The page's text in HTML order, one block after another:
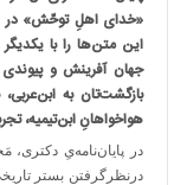
«خدای اهلِ توحّش» در
این متن‌ها را با
جهان آفرینش و
بازگشت‌تان به
هواخواهانِ ابن‌تیمیه،
در پایان‌نامه‌یِ دکتری،
درنظرگرفتنِ بستر